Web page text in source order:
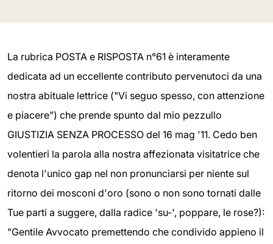
La rubrica POSTA e RISPOSTA n°61 è interamente
dedicata ad un eccellente contributo pervenutoci da una
nostra abituale lettrice ("Vi seguo spesso, con attenzione
e piacere") che prende spunto dal mio pezzullo
GIUSTIZIA SENZA PROCESSO del 16 mag '11. Cedo ben
volentieri la parola alla nostra affezionata visitatrice che
denota l'unico gap nel non pronunciarsi per niente sul
ritorno dei mosconi d'oro (sono o non sono tornati dalle
Tue parti a suggere, dalla radice 'su-', poppare, le rose?):
"Gentile Avvocato premettendo che condivido appieno il